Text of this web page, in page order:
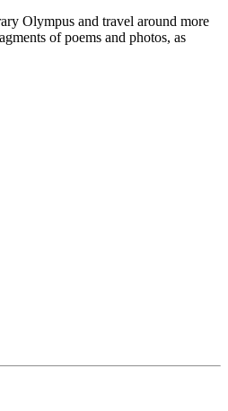
Olympus and travel around more
of poems and photos, as